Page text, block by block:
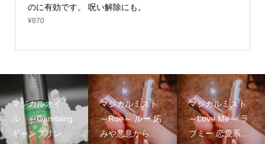
のに有効です。 呪い解除にも。
マジカルオイ
ル ～Gambling
ギャンブリン...
マジカルミスト
～Rue～ ルー 妬
みや悪意から...
マジカルミスト
～Love Me～ ラ
ブミー 恋愛系...